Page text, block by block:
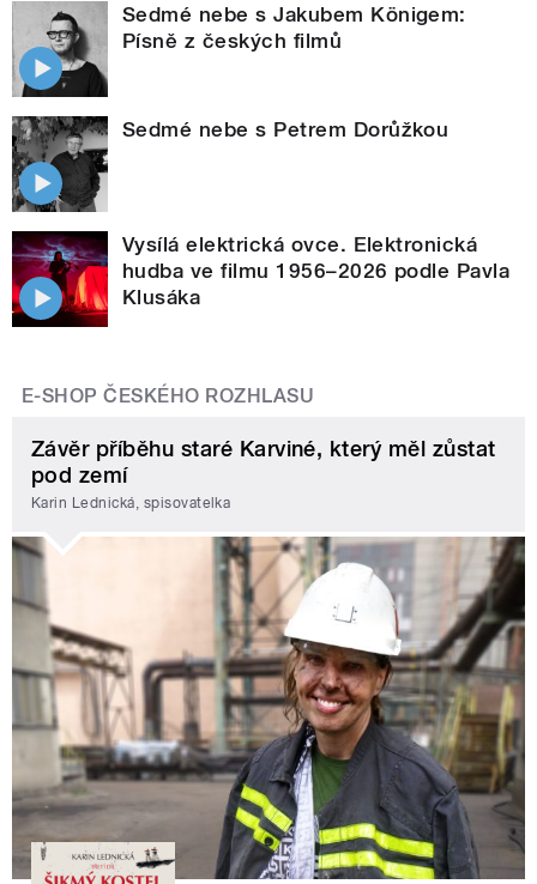
Sedmé nebe s Jakubem Königem:
Písně z českých filmů
Sedmé nebe s Petrem Dorůžkou
Vysílá elektrická ovce. Elektronická
hudba ve filmu 1956–2026 podle Pavla
Klusáka
E-SHOP ČESKÉHO ROZHLASU
Závěr příběhu staré Karviné, který měl zůstat
pod zemí
Karin Lednická, spisovatelka